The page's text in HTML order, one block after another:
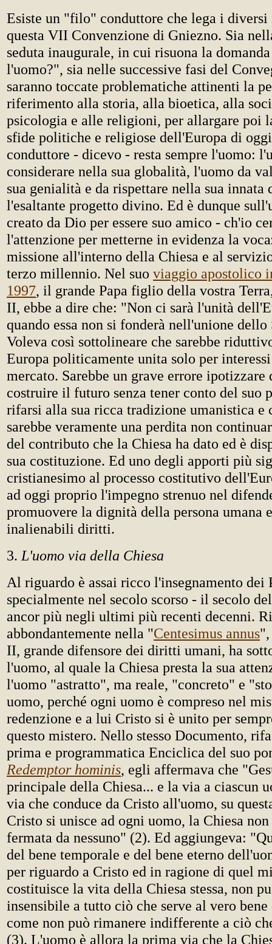
Esiste un "filo" conduttore che lega i
questa VII Convenzione di Gniezno. Sia
seduta inaugurale, in cui risuona la
l'uomo?", sia nelle successive fasi del
saranno toccate problematiche attinenti la
riferimento alla storia, alla bioetica, alla
psicologia e alle religioni, per allargare poi
sfide politiche e religiose dell'Europa di
conduttore - dicevo - resta sempre l'uomo:
considerare nella sua globalità, l'uomo da
sua genialità e da rispettare nella sua innata
l'esaltante progetto divino. Ed è dunque
creato da Dio per essere suo amico - ch'io
l'attenzione per metterne in evidenza la
missione all'interno della Chiesa e al
terzo millennio. Nel suo viaggio apostolico
1997, il grande Papa figlio della vostra
II, ebbe a dire che: "Non ci sarà l'unità
quando essa non si fonderà nell'unione
Voleva così sottolineare che sarebbe
Europa politicamente unita solo per
mercato. Sarebbe un grave errore ipotizzare
costruire il futuro senza tener conto del suo
rifarsi alla sua ricca tradizione umanistica e
sarebbe veramente una perdita non
del contributo che la Chiesa ha dato ed è
sua costituzione. Ed uno degli apporti più
cristianesimo al processo costitutivo
ad oggi proprio l'impegno strenuo nel
promuovere la dignità della persona umana
inalienabili diritti.
3. L'uomo via della Chiesa
Al riguardo è assai ricco l'insegnamento dei
specialmente nel secolo scorso - il secolo
ancor più negli ultimi più recenti decenni.
abbondantemente nella "Centesimus annus",
II, grande difensore dei diritti umani, ha
l'uomo, al quale la Chiesa presta la sua
l'uomo "astratto", ma reale, "concreto" e
uomo, perché ogni uomo è compreso nel
redenzione e a lui Cristo si è unito per
questo mistero. Nello stesso Documento,
prima e programmatica Enciclica del suo
Redemptor hominis, egli affermava che
principale della Chiesa... e la via a ciascun
via che conduce da Cristo all'uomo, su
Cristo si unisce ad ogni uomo, la Chiesa non
fermata da nessuno" (2). Ed aggiungeva:
del bene temporale e del bene eterno
per riguardo a Cristo ed in ragione di quel
costituisce la vita della Chiesa stessa, non
insensibile a tutto ciò che serve al vero
come non può rimanere indifferente a ciò
(3). L'uomo è allora la prima via che la